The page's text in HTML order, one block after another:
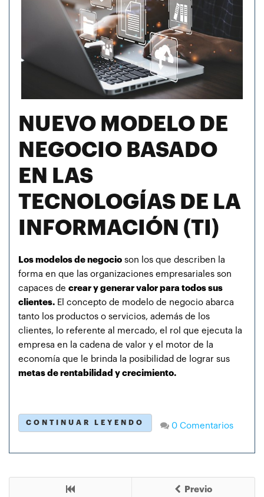
NUEVO MODELO DE
NEGOCIO BASADO
EN LAS
TECNOLOGÍAS DE LA
INFORMACIÓN (TI)
Los modelos de negocio son los que describen la
forma en que las organizaciones empresariales son
capaces de crear y generar valor para todos sus
clientes. El concepto de modelo de negocio abarca
tanto los productos o servicios, además de los
clientes, lo referente al mercado, el rol que ejecuta la
empresa en la cadena de valor y el motor de la
economía que le brinda la posibilidad de lograr sus
metas de rentabilidad y crecimiento.
CONTINUAR LEYENDO 0 Comentarios
Previo